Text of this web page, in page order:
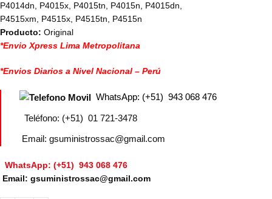
P4014dn, P4015x P4015tn P4015n P4015dn
P4515xm
P4515x P4515tn
P4515n
Producto: Original
*Envio Xpress Lima Metropolitana
*Envios Diarios a Nivel Nacional – Perú
WhatsApp: (+51) 943 068 476
Teléfono: (+51) 01 721-3478
Email: gsuministrossac@gmail.com
WhatsApp: (+51) 943 068 476
Email: gsuministrossac@gmail.com